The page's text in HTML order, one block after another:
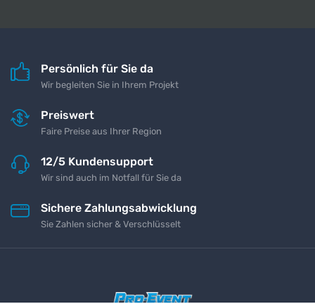
Persönlich für Sie da
Wir begleiten Sie in Ihrem Projekt
Preiswert
Faire Preise aus Ihrer Region
12/5 Kundensupport
Wir sind auch im Notfall für Sie da
Sichere Zahlungsabwicklung
Sie Zahlen sicher & Verschlüsselt